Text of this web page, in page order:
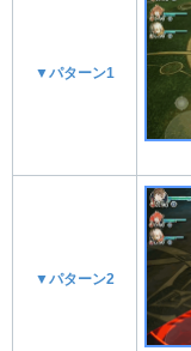
▼パターン1
▼パターン2